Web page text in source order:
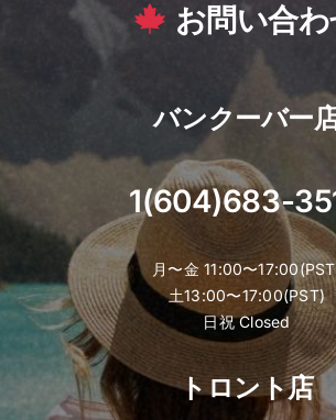
お問い合
バンクーバー
1(604)683-
月〜金 11:00〜
土13:00〜17:00(PST)
日祝 Closed
トロント店